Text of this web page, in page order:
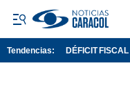
Tendencias: DÉFICIT FISCAL